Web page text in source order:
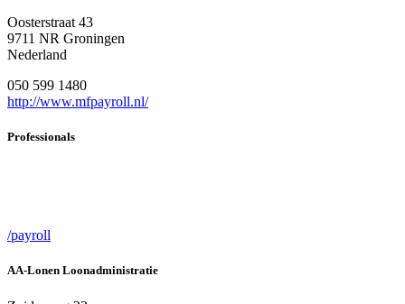
Oosterstraat 43
9711 NR Groningen
Nederland
050 599 1480
http://www.mfpayroll.nl/
Professionals
/payroll
AA-Lonen Loonadministratie